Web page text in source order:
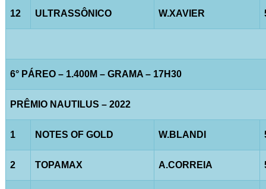
12 ULTRASSÔNICO W.XAVIER
6° PÁREO – 1.400M – GRAMA – 17H30
PRÊMIO NAUTILUS – 2022
1 NOTES OF GOLD W.BLANDI
2 TOPAMAX A.CORREIA